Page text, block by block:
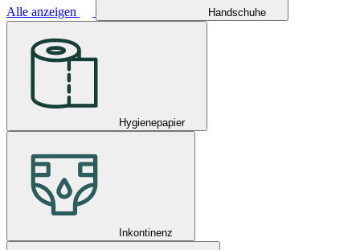
Alle anzeigen Handschuhe
Hygienepapier
Inkontinenz